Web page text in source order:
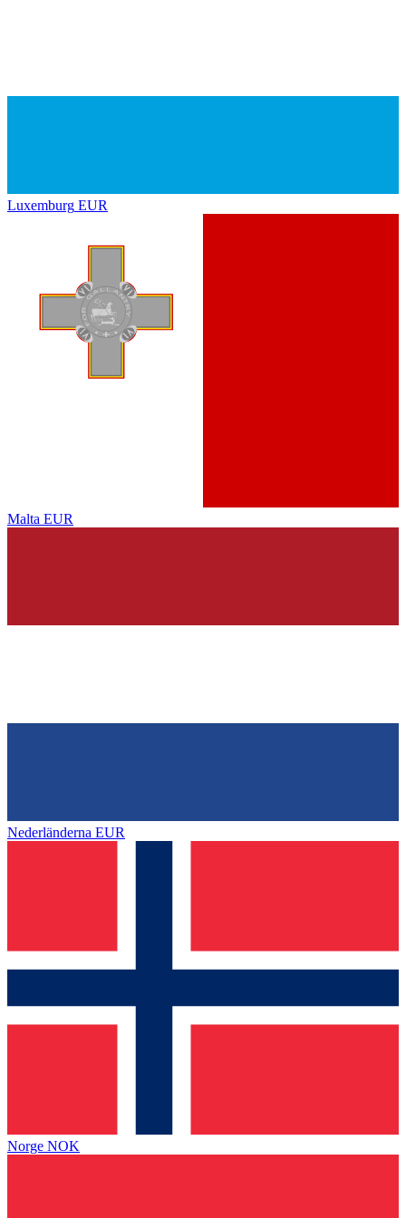
Luxemburg EUR
Malta EUR
Nederländerna EUR
Norge NOK